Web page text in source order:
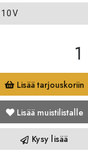
Lisää tarjouskoriin
Lisää muistilistalle
Kysy lisää